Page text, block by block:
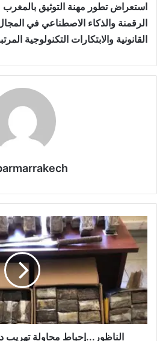
استعراض تطور مهنة التوثيق بالمغرب
الرقمنة والذكاء الاصطناعي في
القانونية والابتكارات التكنولوجية
ا
ظ
و
ر
.
.
الناظور...إحباط محاولة